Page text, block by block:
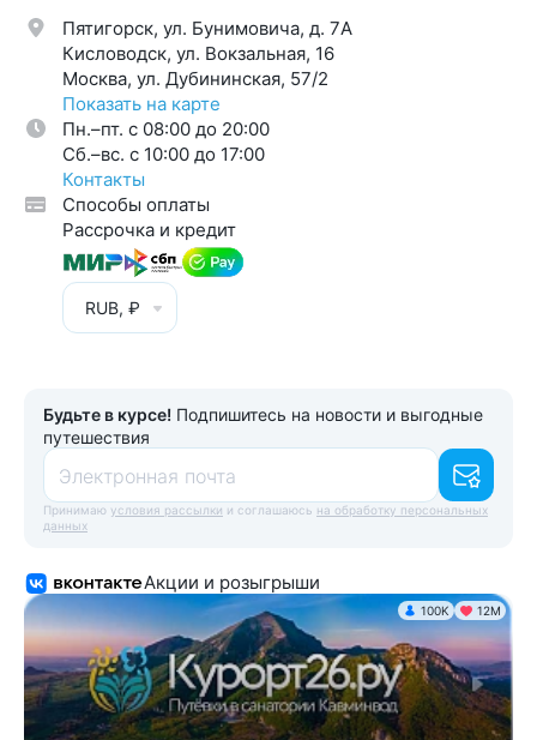
Пятигорск, ул. Бунимовича, д. 7A
Кисловодск, ул. Вокзальная, 16
Москва, ул. Дубининская, 57/2
Показать на карте
Пн.–пт. с 08:00 до 20:00
Cб.–вс. с 10:00 до 17:00
Контакты
Способы оплаты
Рассрочка и кредит
RUB, ₽
Будьте в курсе! Подпишитесь на новости и выгодные
путешествия
Электронная почта
Принимаю условия рассылки и соглашаюсь на обработку персональных
данных
Акции и розыгрыши
100K 12М